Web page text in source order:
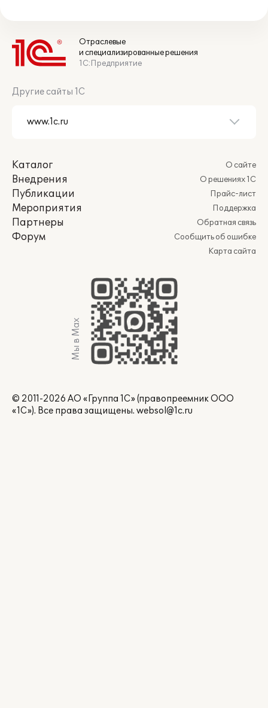
Отраслевые
и специализированные решения
1С:Предприятие
Другие сайты 1С
Каталог
Внедрения
Публикации
Мероприятия
Партнеры
Форум
О сайте
О решениях 1С
Прайс-лист
Поддержка
Обратная связь
Сообщить об ошибке
Карта сайта
Мы в Max
© 2011-2026 АО «Группа 1С» (правопреемник ООО
«1С»). Все права защищены. websol@1c.ru